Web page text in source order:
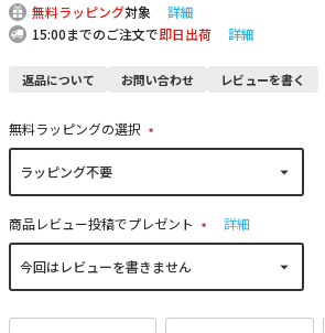
無料ラッピング対象
詳細
15:00までのご注文で即日出荷 詳細
返品について お問い合わせ レビューを書く
無料ラッピングの選択
(
商品レビュー投稿でプレゼント
(
詳細